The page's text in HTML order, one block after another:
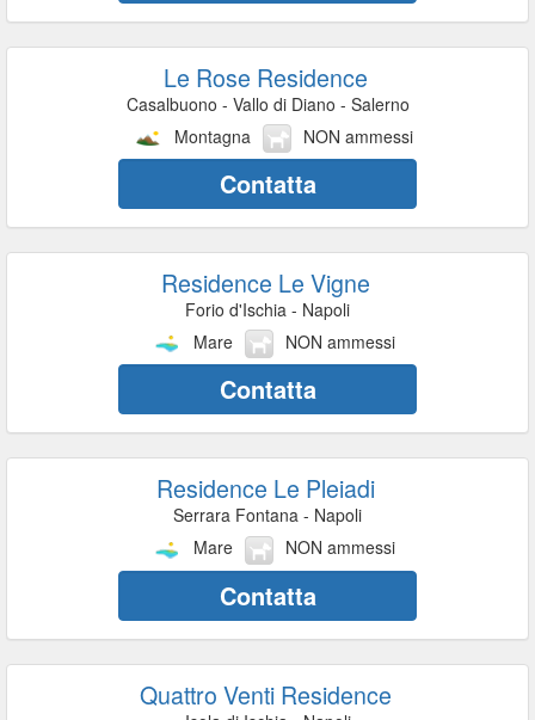
Le Rose Residence
Casalbuono - Vallo di Diano - Salerno
Montagna
NON ammessi
Contatta
Residence Le Vigne
Forio d'Ischia - Napoli
Mare
NON ammessi
Contatta
Residence Le Pleiadi
Serrara Fontana - Napoli
Mare
NON ammessi
Contatta
Quattro Venti Residence